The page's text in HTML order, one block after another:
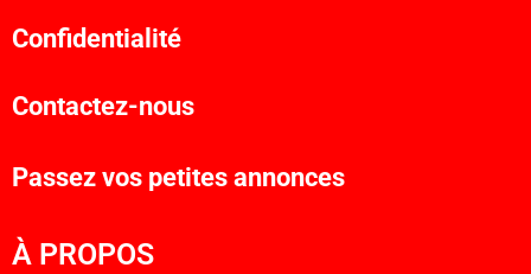
Confidentialité
Contactez-nous
Passez vos petites annonces
À PROPOS